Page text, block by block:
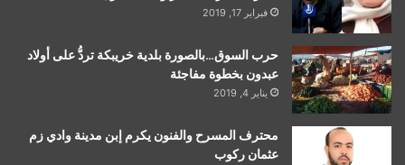
فبراير 17, 2019
حرب السوق…بالصورة بلدية خريبكة تردُّ على أولاد
عبدون بخطوة مفاجئة
يناير 4, 2019
محترف المسرح والفنون يكرم إبن مدينة وادي زم
عثمان ركوب